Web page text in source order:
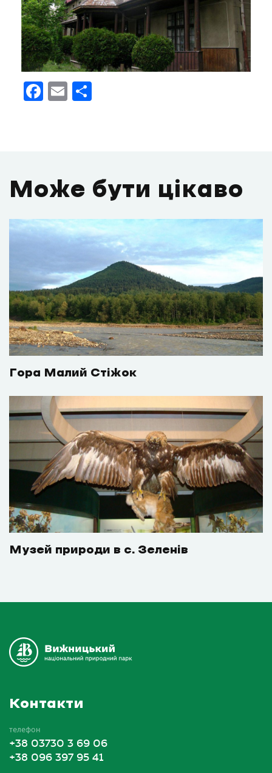
Facebook
Email
Може бути цікаво
Гора Малий Стіжок
Музей природи в с. Зеленів
Контакти
телефон
+38 03730 3 69 06
+38 096 397 95 41